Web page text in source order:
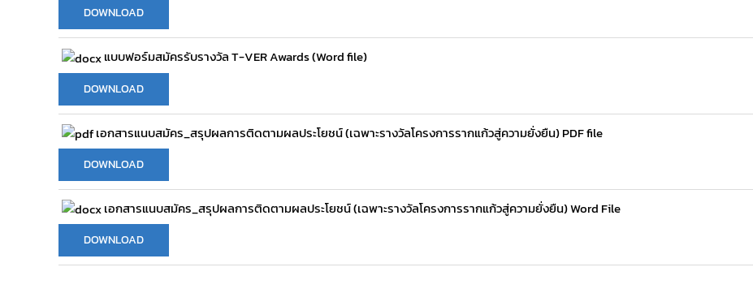
DOWNLOAD
แบบฟอร์มสมัครรับรางวัล T-VER Awards (Word file)
DOWNLOAD
เอกสารแนบสมัคร_สรุปผลการติดตามผลประโยชน์ (เฉพาะรางวัลโครงการรากแก้วสู่ความยั่งยืน) PDF file
DOWNLOAD
เอกสารแนบสมัคร_สรุปผลการติดตามผลประโยชน์ (เฉพาะรางวัลโครงการรากแก้วสู่ความยั่งยืน) Word File
DOWNLOAD